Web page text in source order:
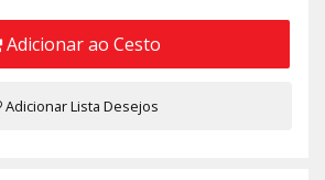
Adicionar ao Cesto
Adicionar Lista Desejos